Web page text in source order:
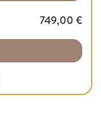
749,00 €